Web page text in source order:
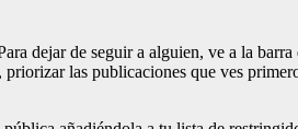
dejar de seguir a alguien, ve a la
las publicaciones que ves